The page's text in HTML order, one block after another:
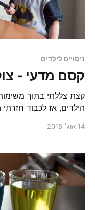
ניסויים לילדים
קסם מדעי -
קצת צללתי בתוך
הילדים, אז לכבוד
14 אוג׳ 2018